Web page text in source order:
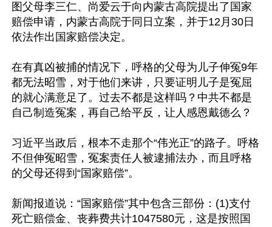
图父母李三仁、尚爱云于向内蒙古高院提出了国家
赔偿申请，内蒙古高院于同日立案，并于12月30日
依法作出国家赔偿决定。
在有真凶被捕的情况下，呼格的父母为儿子伸冤9年
都无法昭雪，对于他们来讲，只要证明儿子是冤屈
的就心满意足了。过去不都是这样吗？中共不都是
自己制造冤案，再自己给平反，让人感恩戴德么？
习近平当政后，根本不走那个“伟光正”的路子。呼格
不但伸冤昭雪，冤案责任人被逮捕法办，而且呼格
的父母还得到“国家赔偿”。
新闻报道说：“国家赔偿”其中包含三部份：(1)支付
死亡赔偿金、丧葬费共计1047580元，这是按照国